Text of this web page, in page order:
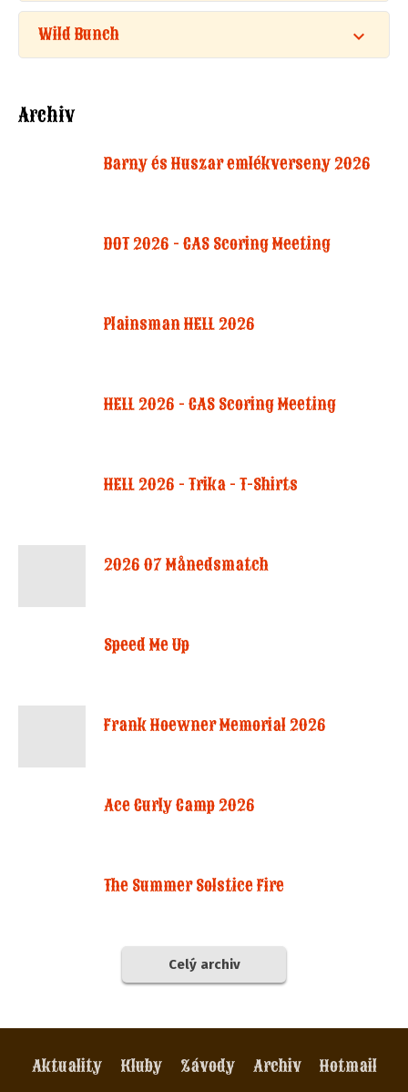
Wild Bunch
Archiv
Barny és Huszar emlékverseny 2026
DOT 2026 - CAS Scoring Meeting
Plainsman HELL 2026
HELL 2026 - CAS Scoring Meeting
HELL 2026 - Trika - T-Shirts
2026 07 Månedsmatch
Speed Me Up
Frank Hoewner Memorial 2026
Ace Curly Camp 2026
The Summer Solstice Fire
Celý archiv
Aktuality Kluby Závody Archiv Hotmail